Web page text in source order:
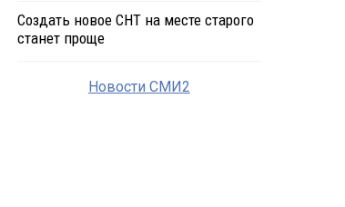
Создать новое СНТ на месте старого
станет проще
Новости СМИ2